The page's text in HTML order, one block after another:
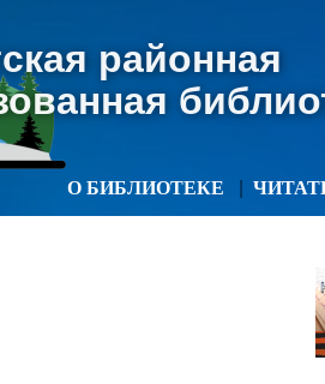
районная
О БИБЛИОТЕКЕ